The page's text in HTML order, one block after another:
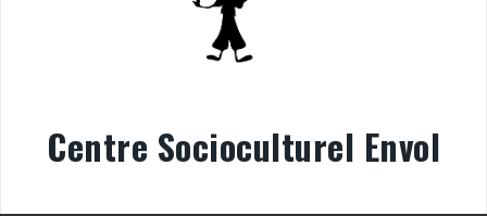
Centre Socioculturel Envol